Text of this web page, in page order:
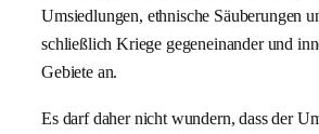
Umsiedlungen, ethnische Säuberungen
schließlich Kriege gegeneinander und
Gebiete an.
Es darf daher nicht wundern, dass der